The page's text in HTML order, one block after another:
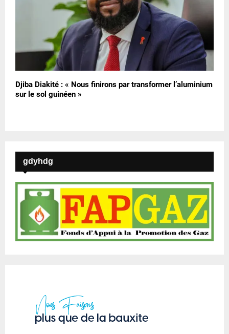
Djiba Diakité : « Nous finirons par transformer l’aluminium
sur le sol guinéen »
gdyhdg